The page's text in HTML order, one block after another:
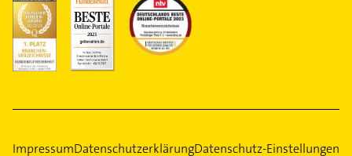
ImpressumDatenschutzerklärungDatenschutz-Einstellungen